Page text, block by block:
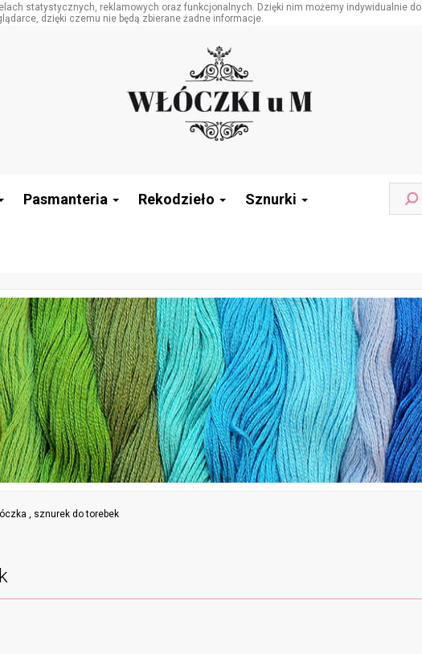
statystycznych, reklamowych oraz funkcjonalnych. Dzięki nim możemy indywidualnie
dzięki czemu nie będą zbierane żadne informacje.
Pasmanteria Rekodzieło Sznurki
, sznurek do torebek